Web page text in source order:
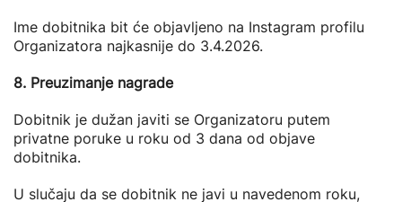
Ime dobitnika bit će objavljeno na Instagram profilu
Organizatora najkasnije do 3.4.2026.
8. Preuzimanje nagrade
Dobitnik je dužan javiti se Organizatoru putem
privatne poruke u roku od 3 dana od objave
dobitnika.
U slučaju da se dobitnik ne javi u navedenom roku,